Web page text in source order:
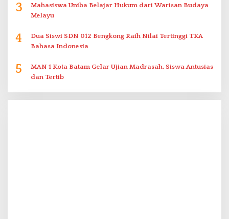
3
Mahasiswa Uniba Belajar Hukum dari Warisan Budaya
Melayu
4
Dua Siswi SDN 012 Bengkong Raih Nilai Tertinggi TKA
Bahasa Indonesia
5
MAN 1 Kota Batam Gelar Ujian Madrasah, Siswa Antusias
dan Tertib